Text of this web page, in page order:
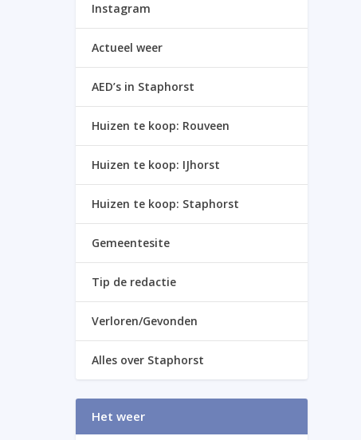
Instagram
Actueel weer
AED’s in Staphorst
Huizen te koop: Rouveen
Huizen te koop: IJhorst
Huizen te koop: Staphorst
Gemeentesite
Tip de redactie
Verloren/Gevonden
Alles over Staphorst
Het weer